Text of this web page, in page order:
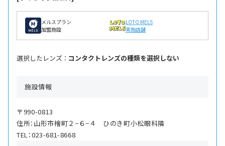
メルスプラン
加盟施設
LOTO MELS
実施店舗
選択したレンズ ： コンタクトレンズの種類を選択しない
施設情報
〒990-0813
住所：山形市檜町２−６−４ ひのき町小松眼科隣
TEL：023-681-8668